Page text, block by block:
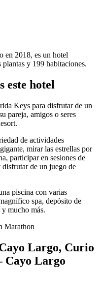
en 2018, es un hotel
plantas y 199 habitaciones.
este hotel
Keys para disfrutar de un
pareja, amigos o seres
de actividades
mirar las estrellas por
participar en sesiones de
de un juego de
piscina con varias
spa, depósito de
mucho más.
Marathon
Largo, Curio
Largo